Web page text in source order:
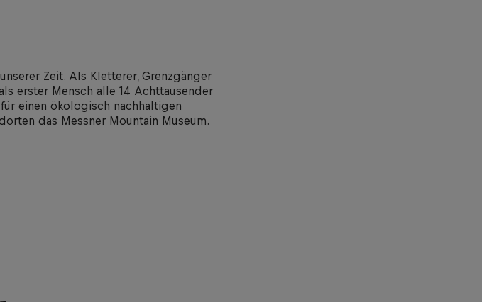
Zeit. Als Kletterer, Grenzgänger
erster Mensch alle 14 Achttausender
einen ökologisch nachhaltigen
das Messner Mountain Museum.